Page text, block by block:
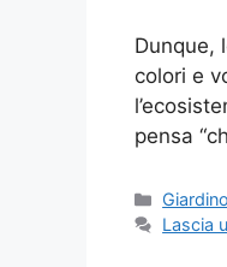
Dunque,
colori e
pensa
Giardino
Lascia